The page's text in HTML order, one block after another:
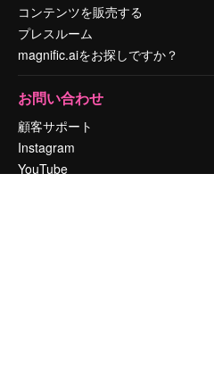
コンテンツを販売する
プレスルーム
magnific.aiをお探しですか？
お問い合わせ
顧客サポート
Instagram
YouTube